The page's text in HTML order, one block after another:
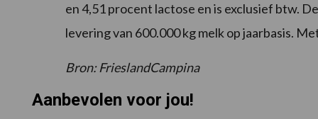
en 4,51 procent lactose en is exclusief btw.
levering van 600.000 kg melk op jaarbasis.
Bron: FrieslandCampina
Aanbevolen voor jou!